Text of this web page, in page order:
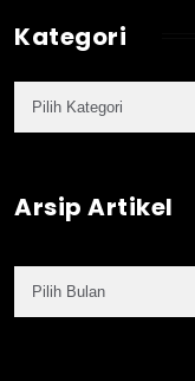
Kategori
Arsip Artikel